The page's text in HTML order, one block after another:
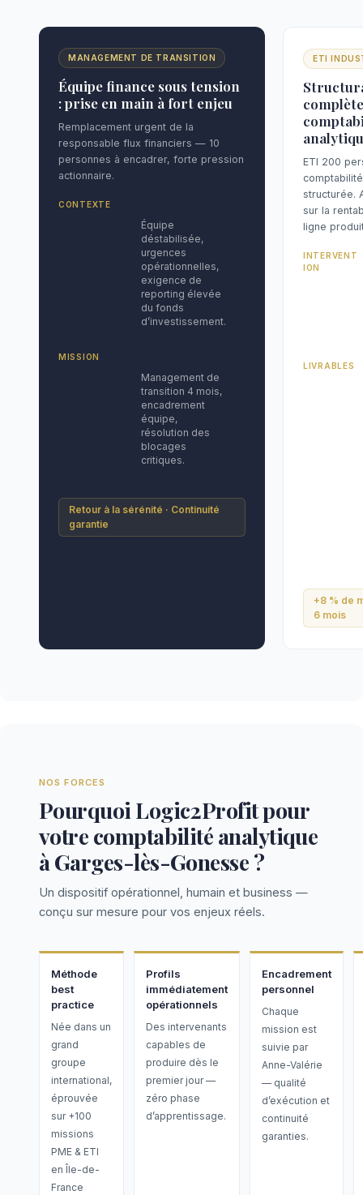
MANAGEMENT DE TRANSITION
Équipe finance sous tension
: prise en main à fort enjeu
Remplacement urgent de la
responsable flux financiers — 10
personnes à encadrer, forte pression
actionnaire.
CONTEXTE
Équipe
déstabilisée,
urgences
opérationnelles,
exigence de
reporting élevée
du fonds
d’investissement.
MISSION
Management de
transition 4 mois,
encadrement
équipe,
résolution des
blocages
critiques.
Retour à la sérénité · Continuité
garantie
ETI
ETI 200
structurée.
sur la
ligne
INTERVENT
ION
LIVRABLES
+8 % de
6 mois
NOS FORCES
Pourquoi Logic2Profit pour
votre comptabilité analytique
à Garges-lès-Gonesse ?
Un dispositif opérationnel, humain et business —
conçu sur mesure pour vos enjeux réels.
Méthode
best
practice
Née dans un
grand
groupe
international,
éprouvée
sur +100
missions
PME & ETI
en Île-de-
France
Profils
immédiatement
opérationnels
Des intervenants
capables de
produire dès le
premier jour —
zéro phase
d’apprentissage.
Encadrement
personnel
Chaque
mission est
suivie par
Anne-Valérie
— qualité
d’exécution et
continuité
garanties.